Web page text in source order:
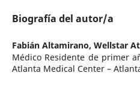
Biografía del autor/a
Fabián Altamirano, Wellstar
Médico Residente de primer
Atlanta Medical Center –